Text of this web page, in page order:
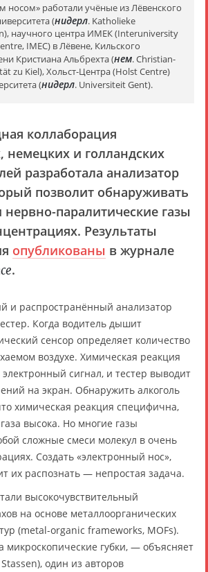
носом» работали учёные из Лёвенского
(нидерл. Katholieke
научного центра ИМЕК (Interuniversity
IMEC) в Лёвене, Кильского
Кристиана Альбрехта (нем. Christian-
zu Kiel), Хольст-Центра (Holst Centre)
(нидерл. Universiteit Gent).
коллаборация
немецких и голландских
разработала анализатор
позволит обнаруживать
паралитические газы
Результаты
опубликованы в журнале
.
и распространённый анализатор
Когда водитель дышит
сенсор определяет количество
воздухе. Химическая реакция
электронный сигнал, и тестер выводит
на экран. Обнаружить алкоголь
химическая реакция специфична,
высока. Но многие газы
сложные смеси молекул в очень
Создать «электронный нос»,
их распознать — непростая задача.
высокочувствительный
на основе металлоорганических
(metal-organic frameworks, MOFs).
микроскопические губки, — объясняет
один из авторов